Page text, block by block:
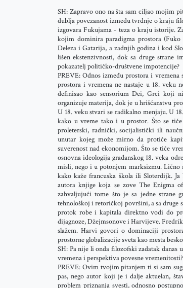
SH: Zapravo ono na šta sam ciljao mojim
dublja povezanost između tvrdnje o kraju
izgovara Fukujama - teza o kraju istorije.
kojim dominira paradigma prostora
Deleza i Gatarija, a zadnjih godina i kod
lišen ekstenzivnosti, dok sa druge strane
pokazatelj političko-društvene impotencije?
PREVE: Odnos između prostora i
prostora i vremena ne nastaje u 18. veku
definisao kao sensorium Dei, Grci koji
organizuje materija, dok je u hrišćanstvu
U 18. veku stvari se radikalno menjaju. U
kako u vreme tako i u prostor. Što se
proleterski, radnički, socijalistički ili
unutar kojeg može mirno da protiče
suverenost nad ekonomijom. Što se tiče
osnovna ideologija građanskog 18. veka
misli, nego i u potonjem marksizmu. Lično
kako kaže francuska škola ili Sloterdijk.
autora knjige koja se zove The Enigma
zahvaljujući tome što je sa jedne strane
tehnološkoj i retoričkoj površini, a sa druge
protok robe i kapitala direktno vodi do
dijagnoze, Džejmsonove i Harvijeve.
slažem. Harvi govori o dominaciji
prostorne globalizacije sveta kao mesta
SH: Pa nije li onda filozofski zadatak
vremena i perspektiva povesne vremenitosti?
PREVE: Ovim tvojim pitanjem ti si sam
pas, nego autor koji je i dalje aktuelan,
problem priznanja svesti, odnosno